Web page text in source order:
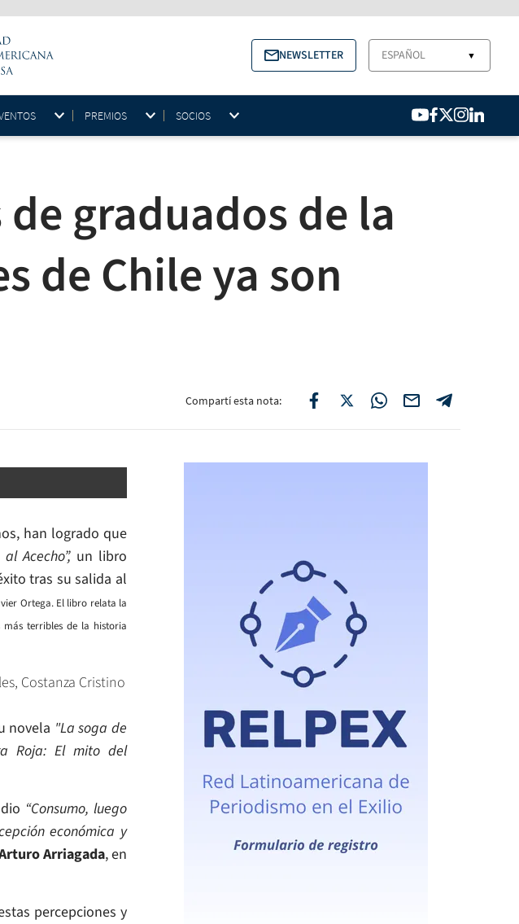
NEWSLETTER ESPAÑOL ▼
PREMIOS SOCIOS
graduados de la
de Chile ya son
Compartí esta nota:
han logrado que
Acecho”, un libro
tras su salida al
Ortega. El libro relata la
terribles de la historia
Costanza Cristino
novela "La soga de
Roja: El mito del
“Consumo, luego
económica y
Arriagada, en
percepciones y